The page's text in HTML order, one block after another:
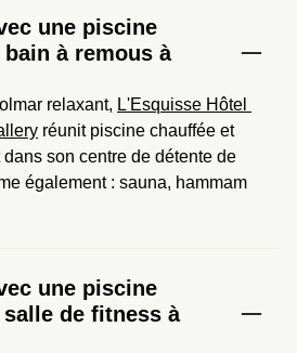
une piscine
à remous à
relaxant, L'Esquisse Hôtel
réunit piscine chauffée et
son centre de détente de
également : sauna, hammam
une piscine
de fitness à